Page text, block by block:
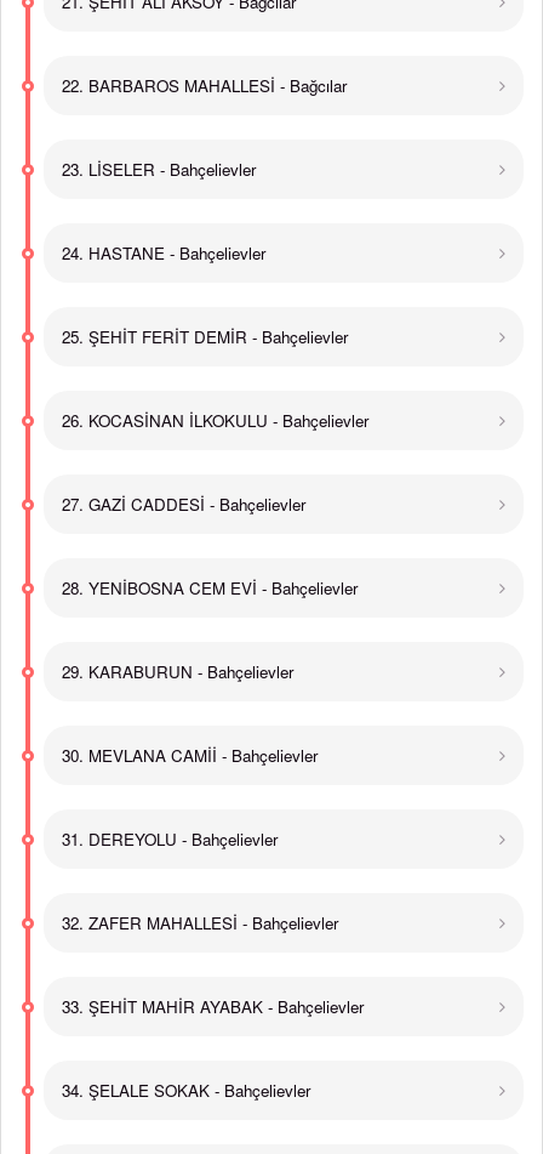
22. BARBAROS MAHALLESİ - Bağcılar
23. LİSELER - Bahçelievler
24. HASTANE - Bahçelievler
25. ŞEHİT FERİT DEMİR - Bahçelievler
26. KOCASİNAN İLKOKULU - Bahçelievler
27. GAZİ CADDESİ - Bahçelievler
28. YENİBOSNA CEM EVİ - Bahçelievler
29. KARABURUN - Bahçelievler
30. MEVLANA CAMİİ - Bahçelievler
31. DEREYOLU - Bahçelievler
32. ZAFER MAHALLESİ - Bahçelievler
33. ŞEHİT MAHİR AYABAK - Bahçelievler
34. ŞELALE SOKAK - Bahçelievler